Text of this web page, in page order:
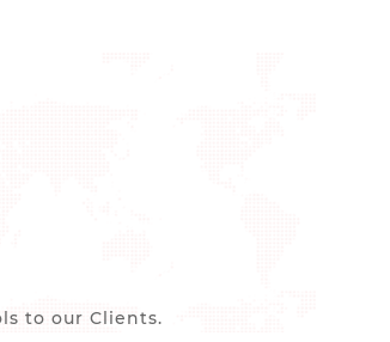
to our Clients.